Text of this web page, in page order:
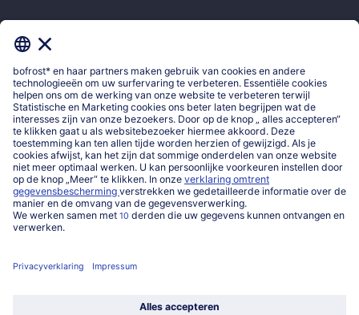
Mijn bofrost*
www.bofrost.be
service@bofrost.be
016 98 1919
Ma-Vrij: 9u - 19u en Za.: 9u - 13u
Service
Over ons
Categorieën